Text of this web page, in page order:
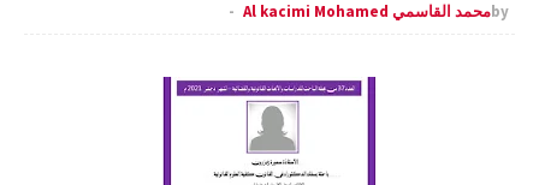
byمحمد القاسمي Al kacimi Mohamed